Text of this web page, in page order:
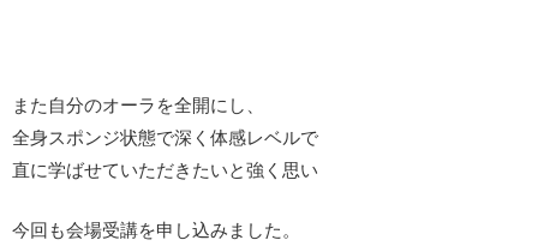
また自分のオーラを全開にし、
全身スポンジ状態で深く体感レベルで
直に学ばせていただきたいと強く思い
今回も会場受講を申し込みました。